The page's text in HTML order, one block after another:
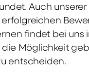
Auch
findet bei
Möglichkeit
entscheiden.